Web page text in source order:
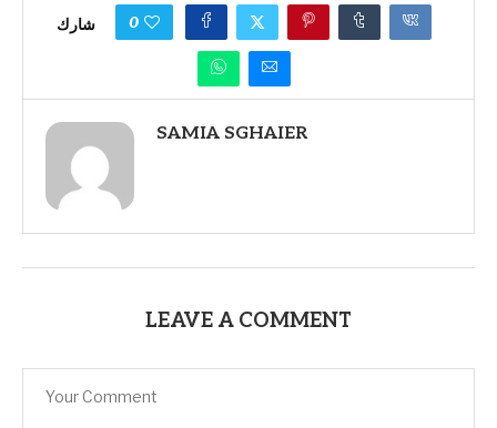
شارك 0
SAMIA SGHAIER
LEAVE A COMMENT